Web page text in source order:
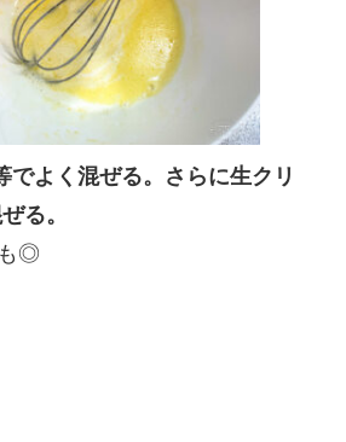
よく混ぜる。さらに生クリ
る。
◎